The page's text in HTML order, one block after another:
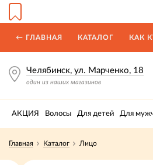
← ГЛАВНАЯ КАТАЛОГ КАК
Челябинск, ул. Марченко, 18
один из наших магазинов
АКЦИЯ Волосы Для детей Для
Главная Каталог Лицо